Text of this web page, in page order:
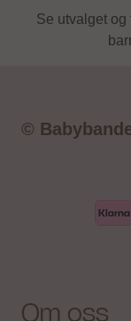
Se utvalget og
©
Om oss